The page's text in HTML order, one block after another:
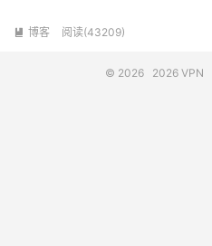
 博客 阅读(43209)
© 2026 2026 VPN